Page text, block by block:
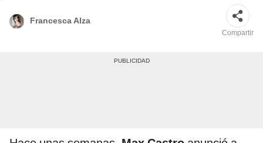
Francesca Alza
Compartir